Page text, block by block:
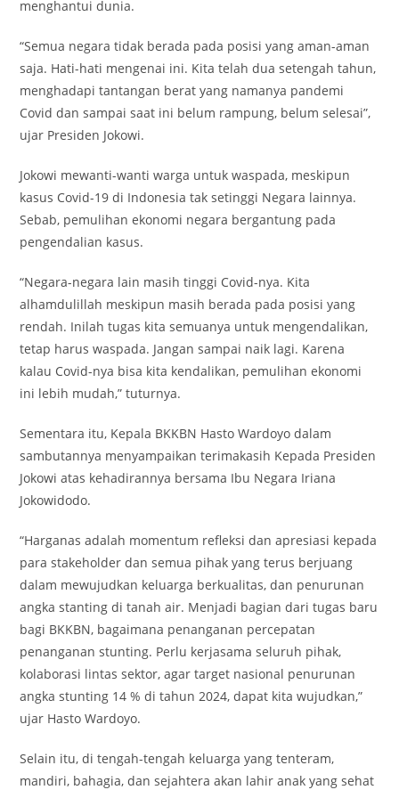
menghantui dunia.
“Semua negara tidak berada pada posisi yang aman-aman
saja. Hati-hati mengenai ini. Kita telah dua setengah tahun,
menghadapi tantangan berat yang namanya pandemi
Covid dan sampai saat ini belum rampung, belum selesai”,
ujar Presiden Jokowi.
Jokowi mewanti-wanti warga untuk waspada, meskipun
kasus Covid-19 di Indonesia tak setinggi Negara lainnya.
Sebab, pemulihan ekonomi negara bergantung pada
pengendalian kasus.
“Negara-negara lain masih tinggi Covid-nya. Kita
alhamdulillah meskipun masih berada pada posisi yang
rendah. Inilah tugas kita semuanya untuk mengendalikan,
tetap harus waspada. Jangan sampai naik lagi. Karena
kalau Covid-nya bisa kita kendalikan, pemulihan ekonomi
ini lebih mudah,” tuturnya.
Sementara itu, Kepala BKKBN Hasto Wardoyo dalam
sambutannya menyampaikan terimakasih Kepada Presiden
Jokowi atas kehadirannya bersama Ibu Negara Iriana
Jokowidodo.
“Harganas adalah momentum refleksi dan apresiasi kepada
para stakeholder dan semua pihak yang terus berjuang
dalam mewujudkan keluarga berkualitas, dan penurunan
angka stanting di tanah air. Menjadi bagian dari tugas baru
bagi BKKBN, bagaimana penanganan percepatan
penanganan stunting. Perlu kerjasama seluruh pihak,
kolaborasi lintas sektor, agar target nasional penurunan
angka stunting 14 % di tahun 2024, dapat kita wujudkan,”
ujar Hasto Wardoyo.
Selain itu, di tengah-tengah keluarga yang tenteram,
mandiri, bahagia, dan sejahtera akan lahir anak yang sehat